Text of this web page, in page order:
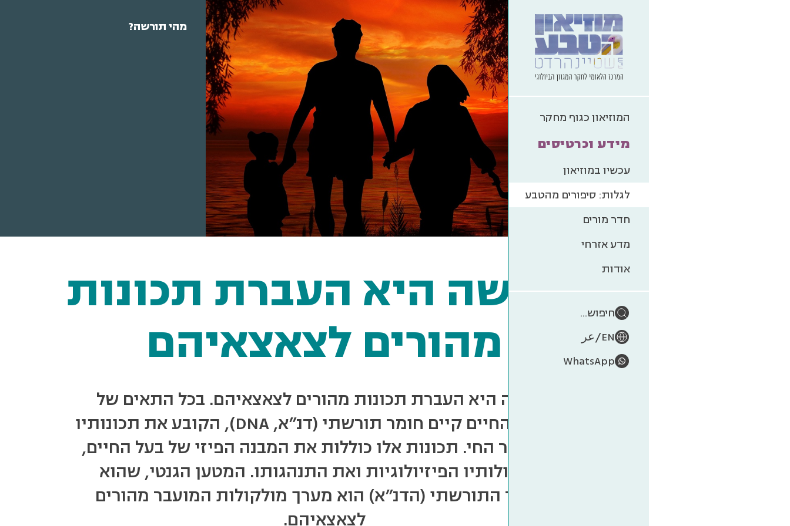
המוזיאון כגוף מחקר
מידע וכרטיסים
עכשיו במוזיאון
לגלות: סיפורים מהטבע
חדר מורים
מדע אזרחי
אודות
חיפוש...
EN
/عر
WhatsApp
מהי תורשה?
תורשה היא העברת תכונות
מהורים לצאצאיהם
תורשה היא העברת תכונות מהורים לצאצאיהם. בכל התאים של
היצורים החיים קיים חומר תורשתי (דנ"א, DNA), הקובע את תכונותיו
של היצור החי. תכונות אלו כוללות את המבנה הפיזי של בעל החיים,
את יכולותיו הפיזיולוגיות ואת התנהגותו. המטען הגנטי, שהוא
החומר התורשתי (הדנ"א) הוא מערך מולקולות המועבר מהורים
לצאצאיהם.